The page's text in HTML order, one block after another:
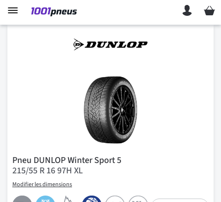
Mon
Pneu DUNLOP Winter Sport 5
215/55 R 16 97H XL
Modifier les dimensions